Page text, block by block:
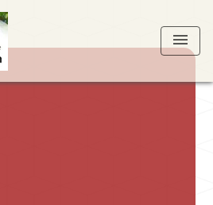
menu